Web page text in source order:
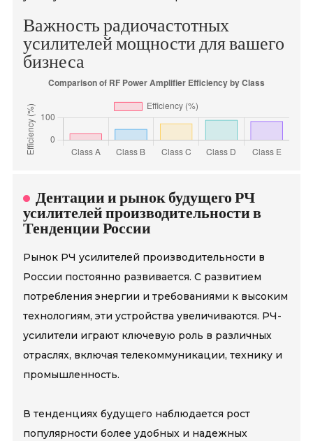
Важность радиочастотных
усилителей мощности для вашего
бизнеса
Дентации и рынок будущего РЧ
усилителей производительности в
Тенденции России
Рынок РЧ усилителей производительности в
России постоянно развивается. С развитием
потребления энергии и требованиями к высоким
технологиям, эти устройства увеличиваются. РЧ-
усилители играют ключевую роль в различных
отраслях, включая телекоммуникации, технику и
промышленность.
В тенденциях будущего наблюдается рост
популярности более удобных и надежных